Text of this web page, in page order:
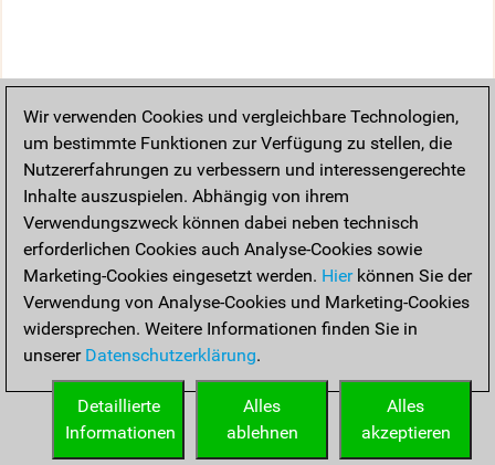
Wir verwenden Cookies und vergleichbare Technologien,
um bestimmte Funktionen zur Verfügung zu stellen, die
Nutzererfahrungen zu verbessern und interessengerechte
Inhalte auszuspielen. Abhängig von ihrem
Verwendungszweck können dabei neben technisch
erforderlichen Cookies auch Analyse-Cookies sowie
Marketing-Cookies eingesetzt werden. Hierkönnen Sie der
Verwendung von Analyse-Cookies und Marketing-Cookies
widersprechen. Weitere Informationen finden Sie in
unserer Datenschutzerklärung.
Alles
akzeptieren
Alles
ablehnen
Detaillierte
Informationen